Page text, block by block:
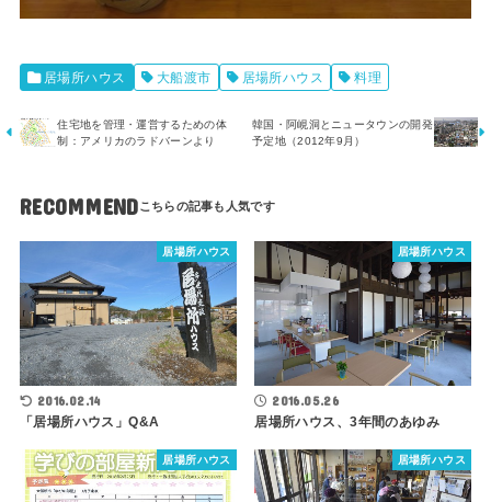
居場所ハウス 大船渡市 居場所ハウス 料理
住宅地を管理・運営するための体
制：アメリカのラドバーンより
韓国・阿峴洞とニュータウンの開発
予定地（2012年9月）
RECOMMEND
居場所ハウス
2016.02.14
「居場所ハウス」Q&A
居場所ハウス
2016.05.26
居場所ハウス、3年間のあゆみ
居場所ハウス 居場所ハウス